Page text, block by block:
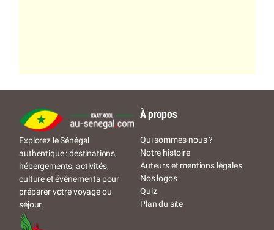
Explorez le Sénégal
authentique : destinations,
hébergements, activités,
culture et événements pour
préparer votre voyage ou
séjour.
À propos
Qui sommes-nous ?
Notre histoire
Auteurs et mentions légales
Nos logos
Quiz
Plan du site